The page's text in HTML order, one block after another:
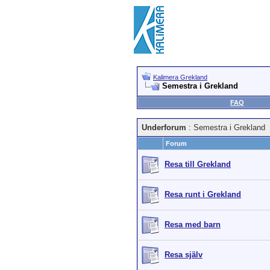
Kalimera Grekland
Semestra i Grekland
FAQ
Underforum : Semestra i Grekland
Forum
Resa till Grekland
Resa runt i Grekland
Resa med barn
Resa själv